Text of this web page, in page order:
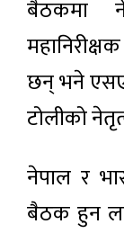
बैठकमा
छन् भने
टोलीको
नेपाल र
बैठक हुन